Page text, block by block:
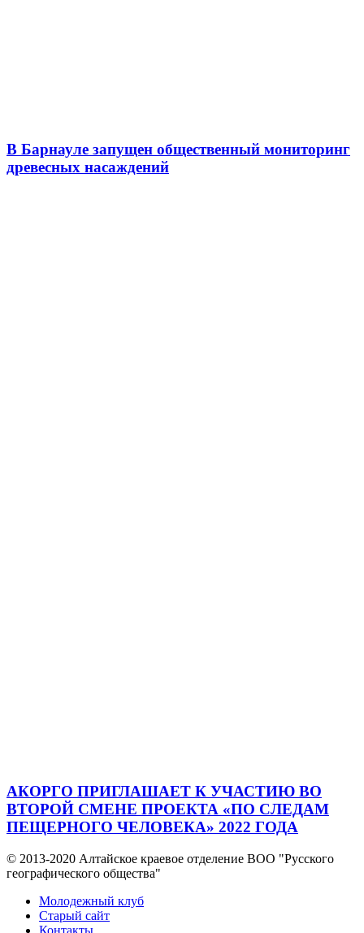
В Барнауле запущен общественный мониторинг
древесных насаждений
АКОРГО ПРИГЛАШАЕТ К УЧАСТИЮ ВО
ВТОРОЙ СМЕНЕ ПРОЕКТА «ПО СЛЕДАМ
ПЕЩЕРНОГО ЧЕЛОВЕКА» 2022 ГОДА
© 2013-2020 Алтайское краевое отделение BOO "Русского
географического общества"
Молодежный клуб
Старый сайт
Контакты